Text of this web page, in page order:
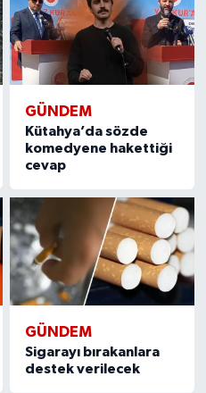
GÜNDEM
Kütahya’da sözde
komedyene hakettiği
cevap
GÜNDEM
Sigarayı bırakanlara
destek verilecek